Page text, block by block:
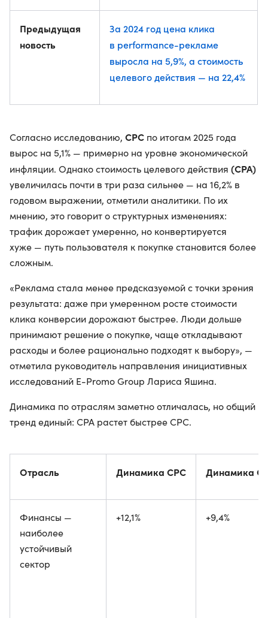
Предыдущая
новость
За 2024 год цена клика
в performance-рекламе
выросла на 5,9%, а стоимость
целевого действия — на 22,4%
Согласно исследованию, CPC по итогам 2025 года
вырос на 5,1% — примерно на уровне экономической
инфляции. Однако стоимость целевого действия (CPA)
увеличилась почти в три раза сильнее — на 16,2% в
годовом выражении, отметили аналитики. По их
мнению, это говорит о структурных изменениях:
трафик дорожает умеренно, но конвертируется
хуже — путь пользователя к покупке становится более
сложным.
«Реклама стала менее предсказуемой с точки зрения
результата: даже при умеренном росте стоимости
клика конверсии дорожают быстрее. Люди дольше
принимают решение о покупке, чаще откладывают
расходы и более рационально подходят к выбору», —
отметила руководитель направления инициативных
исследований E-Promo Group Лариса Яшина.
Динамика по отраслям заметно отличалась, но общий
тренд единый: CPA растет быстрее CPC.
Отрасль Динамика CPC Динамика
Финансы —
наиболее
устойчивый
сектор
+12,1% +9,4%